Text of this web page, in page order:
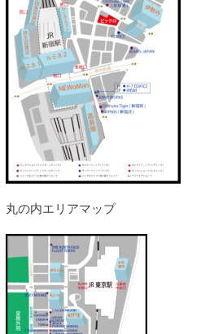
丸の内エリアマップ